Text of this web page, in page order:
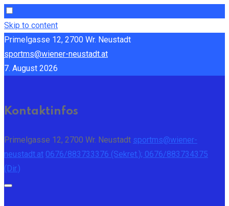
Skip to content
Primelgasse 12, 2700 Wr. Neustadt
sportms@wiener-neustadt.at
7. August 2026
Kontaktinfos
Primelgasse 12, 2700 Wr. Neustadt sportms@wiener-
neustadt.at 0676/883733376 (Sekret.); 0676/883734375
(Dir.)